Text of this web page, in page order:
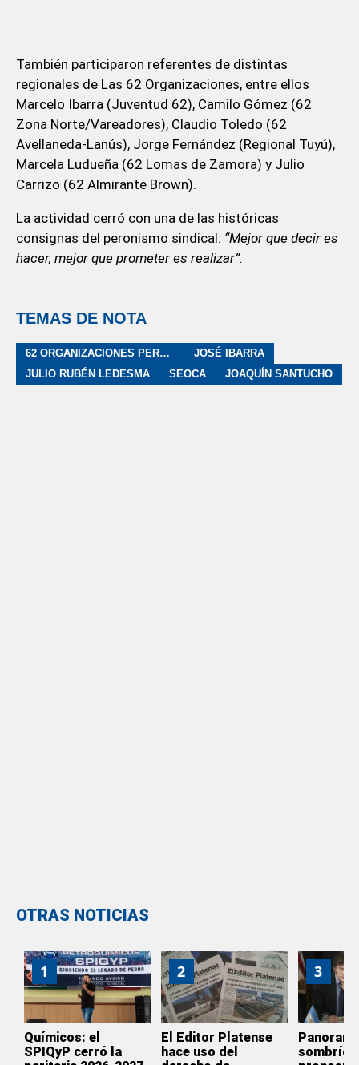
También participaron referentes de distintas
regionales de Las 62 Organizaciones, entre ellos
Marcelo Ibarra (Juventud 62), Camilo Gómez (62
Zona Norte/Vareadores), Claudio Toledo (62
Avellaneda-Lanús), Jorge Fernández (Regional Tuyú),
Marcela Ludueña (62 Lomas de Zamora) y Julio
Carrizo (62 Almirante Brown).
La actividad cerró con una de las históricas
consignas del peronismo sindical: “Mejor que decir es
hacer, mejor que prometer es realizar”.
TEMAS DE NOTA
62 ORGANIZACIONES PERONISTAS
JOSÉ IBARRA
JULIO RUBÉN LEDESMA
SEOCA JOAQUÍN SANTUCHO
OTRAS NOTICIAS
1
Químicos: el
SPIQyP cerró la
2
El Editor Platense
hace uso del
3
sombrío: